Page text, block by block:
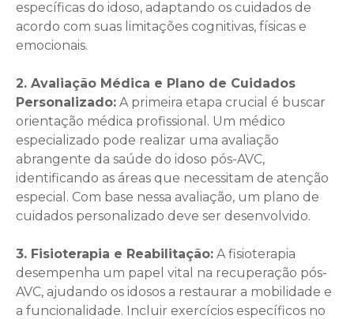
específicas do idoso, adaptando os cuidados de
acordo com suas limitações cognitivas, físicas e
emocionais.
2. Avaliação Médica e Plano de Cuidados
Personalizado: A primeira etapa crucial é buscar
orientação médica profissional. Um médico
especializado pode realizar uma avaliação
abrangente da saúde do idoso pós-AVC,
identificando as áreas que necessitam de atenção
especial. Com base nessa avaliação, um plano de
cuidados personalizado deve ser desenvolvido.
3. Fisioterapia e Reabilitação: A fisioterapia
desempenha um papel vital na recuperação pós-
AVC, ajudando os idosos a restaurar a mobilidade e
a funcionalidade. Incluir exercícios específicos no